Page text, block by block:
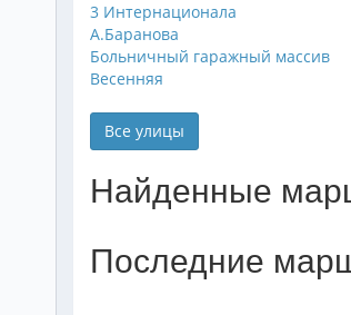
3 Интернационала
А.Баранова
Больничный гаражный массив
Весенняя
Все улицы
Найденные
Последние